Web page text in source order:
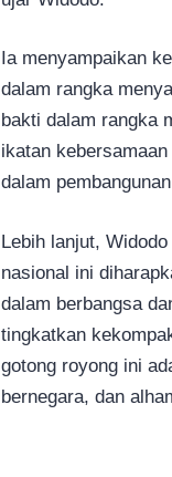
Ia menyampaikan
dalam rangka
bakti dalam rangka
ikatan
dalam
Lebih lanjut,
nasional ini
dalam berbangsa
tingkatkan
gotong royong ini
bernegara, dan